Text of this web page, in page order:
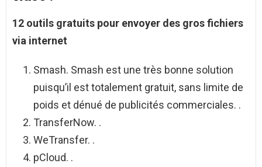
12 outils gratuits pour envoyer des gros fichiers
via internet
Smash. Smash est une très bonne solution
puisqu’il est totalement gratuit, sans limite de
poids et dénué de publicités commerciales. .
TransferNow. .
WeTransfer. .
pCloud. .